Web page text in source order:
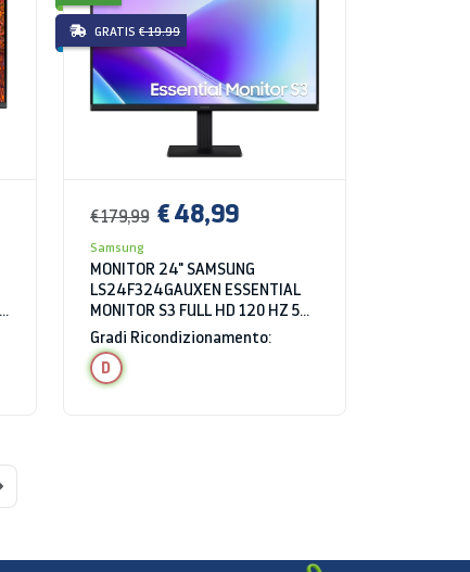
GRATIS € 19.99
€ 179,99 € 48,99
Samsung
MONITOR 24" SAMSUNG
LS24F324GAUXEN ESSENTIAL
MONITOR S3 FULL HD 120 HZ 5
MS HDMI NERO
Gradi Ricondizionamento:
D